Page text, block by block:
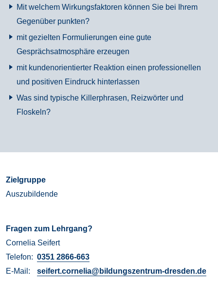
Mit welchem Wirkungsfaktoren können Sie bei Ihrem
Gegenüber punkten?
mit gezielten Formulierungen eine gute
Gesprächsatmosphäre erzeugen
mit kundenorientierter Reaktion einen professionellen
und positiven Eindruck hinterlassen
Was sind typische Killerphrasen, Reizwörter und
Floskeln?
Zielgruppe
Auszubildende
Fragen zum Lehrgang?
Cornelia Seifert
Telefon:
E-Mail:
0351 2866-663
seifert.cornelia@bildungszentrum-dresden.de